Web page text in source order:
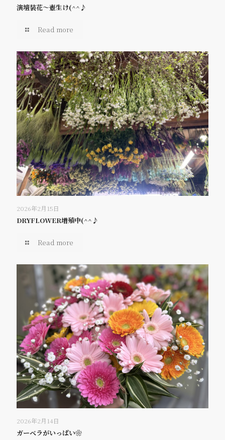
演壇装花～壺生け(^^♪
Read more
2026年2月15日
DRYFLOWER増殖中(^^♪
Read more
2026年2月14日
ガーベラがいっぱい❀